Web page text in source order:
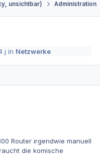
unsichtbar) Administration
j in Netzwerke
Router irgendwie manuell
die komische